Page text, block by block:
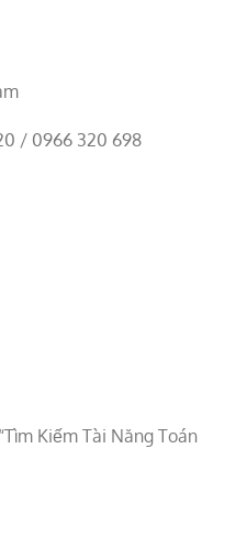
/ 0966 320 698
Kiếm Tài Năng Toán